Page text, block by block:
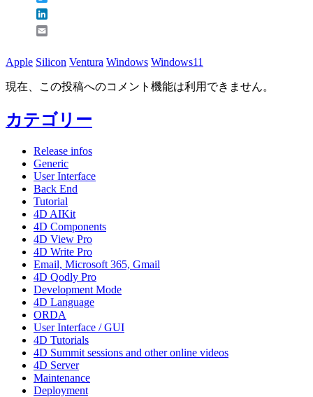
Apple Silicon Ventura Windows Windows11
現在、この投稿へのコメント機能は利用できません。
カテゴリー
Release infos
Generic
User Interface
Back End
Tutorial
4D AIKit
4D Components
4D View Pro
4D Write Pro
Email, Microsoft 365, Gmail
4D Qodly Pro
Development Mode
4D Language
ORDA
User Interface / GUI
4D Tutorials
4D Summit sessions and other online videos
4D Server
Maintenance
Deployment